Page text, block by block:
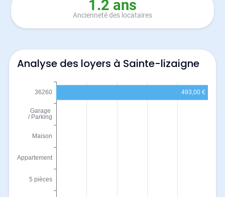
1.2 ans
Ancienneté des locataires
Analyse des loyers à Sainte-lizaigne